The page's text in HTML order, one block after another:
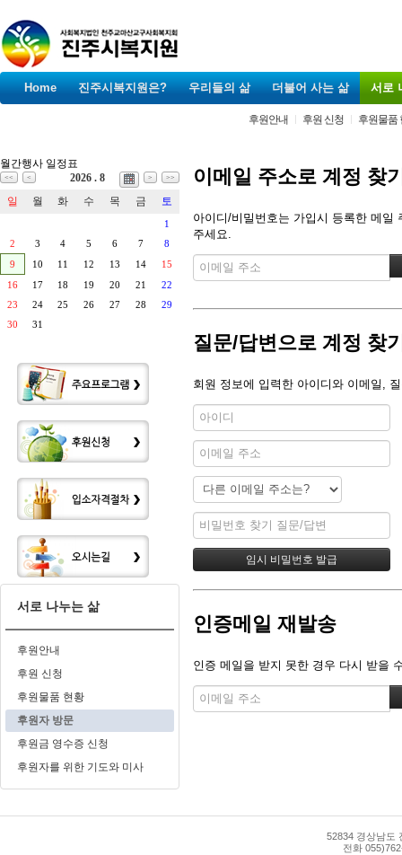
Home 진주시복지원은? 우리들의 삶 더불어 사는 삶 서로
후원안내 후원 신청 후원물품
월간행사 일정표
<< < > >>
2026 . 8
일
월 화 수 목 금 토
1
2
3 4 5 6 7
8
9
10 11 12 13 14
15
16
17 18 19 20 21
22
23
24 25 26 27 28
29
30
31
서로 나누는 삶
후원안내
후원 신청
후원물품 현황
후원자 방문
후원금 영수증 신청
후원자를 위한 기도와 미사
이메일 주소로 계정 찾
아이디/비밀번호는 가입시 등록한 메
주세요.
질문/답변으로 계정 찾
회원 정보에 입력한 아이디와 이메일,
인증메일 재발송
인증 메일을 받지 못한 경우 다시 받을
52834 경상남도
전화